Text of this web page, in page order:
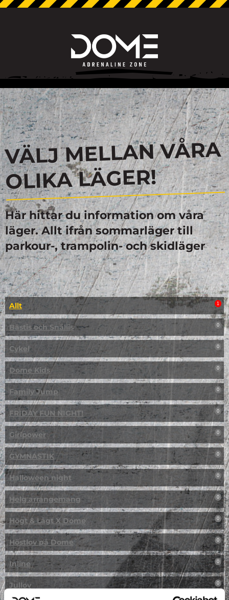
VÄLJ MELLAN VÅRA
OLIKA LÄGER!
Här hittar du information om våra
läger. Allt ifrån sommarläger till
parkour-, trampolin- och skidläger
Allt 1
Bästis och Snällis 0
Cykel 0
Dome Kids 0
Family Jump 0
FRIDAY FUN NIGHT! 0
Girlpower 0
GYMNASTIK 0
Halloween night 0
Helg arrangemang 0
Högt & Lågt X Dome 0
Höstlov på Dome 0
Inline 0
Jullov 0